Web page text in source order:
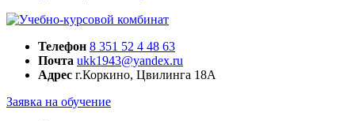
Телефон 8 351 52 4 48 63
Почта ukk1943@yandex.ru
Адрес г.Коркино, Цвилинга 18А
Заявка на обучение